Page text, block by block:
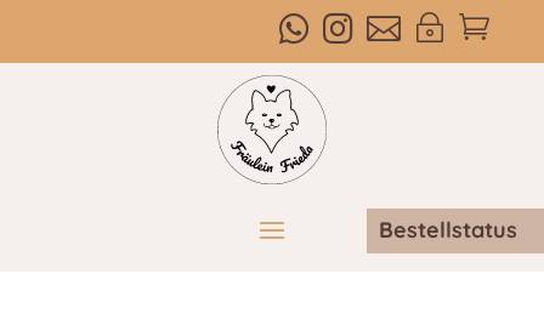

~



Bestellstatus